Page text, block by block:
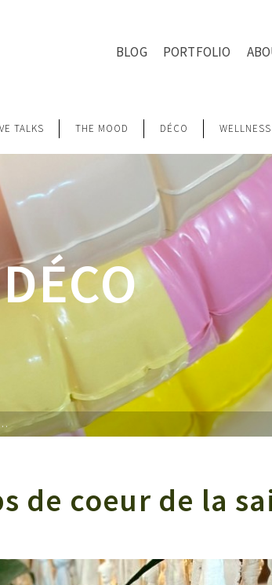
BLOG PORTFOLIO
TALKS THE MOOD DÉCO WELLNESS
DÉCO
…
de coeur de la